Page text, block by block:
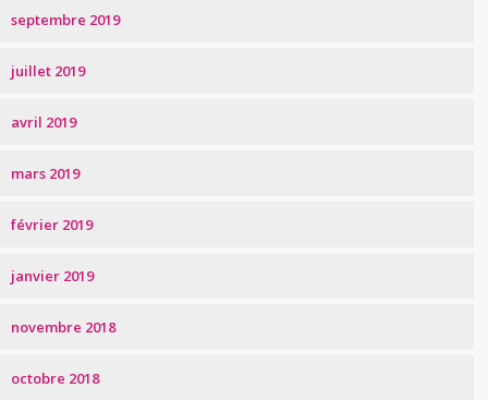
septembre 2019
juillet 2019
avril 2019
mars 2019
février 2019
janvier 2019
novembre 2018
octobre 2018